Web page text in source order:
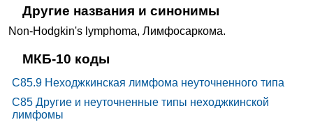
антиби
отики
Кемма на Российской
Челябинск, ул. Российская, д. 67
+7(351..показать
Красина
Новосибирск, ул. Красина, д. 68
Запись
Клиника Здоровье Нации
на Красноармейской
Ростов-на-Дону, ул.
Другие названия и синонимы
Non-Hodgkin's lymphoma,Лимфосаркома.
МКБ-10 коды
C85.9 Неходжкинская лимфома неуточненного типа
C85 Другие и неуточненные типы неходжкинской
лимфомы